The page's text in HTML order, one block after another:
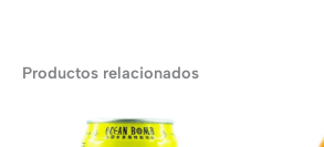
Productos relacionados